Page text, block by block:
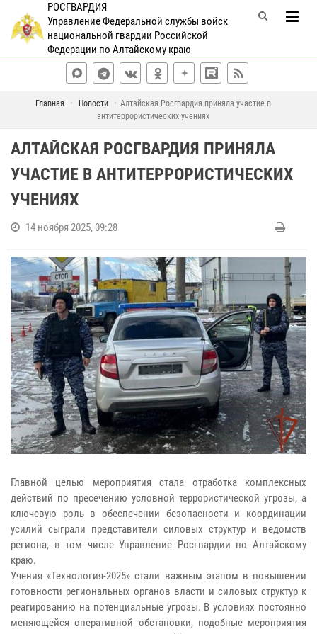
РОСГВАРДИЯ
Управление Федеральной службы войск
национальной гвардии Российской
Федерации по Алтайскому краю
Главная Новости
Алтайская Росгвардия приняла участие в
антитеррористических учениях
АЛТАЙСКАЯ РОСГВАРДИЯ ПРИНЯЛА
УЧАСТИЕ В АНТИТЕРРОРИСТИЧЕСКИХ
УЧЕНИЯХ
14 ноября 2025, 09:28
Главной целью мероприятия стала отработка комплексных
действий по пресечению условной террористической угрозы, а
ключевую роль в обеспечении безопасности и координации
усилий сыграли представители силовых структур и ведомств
региона, в том числе Управление Росгвардии по Алтайскому
краю.
Учения «Технология-2025» стали важным этапом в повышении
готовности региональных органов власти и силовых структур к
реагированию на потенциальные угрозы. В условиях постоянно
меняющейся оперативной обстановки, подобные мероприятия